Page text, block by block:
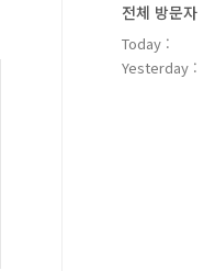
전체 방문자
Today :
Yesterday :